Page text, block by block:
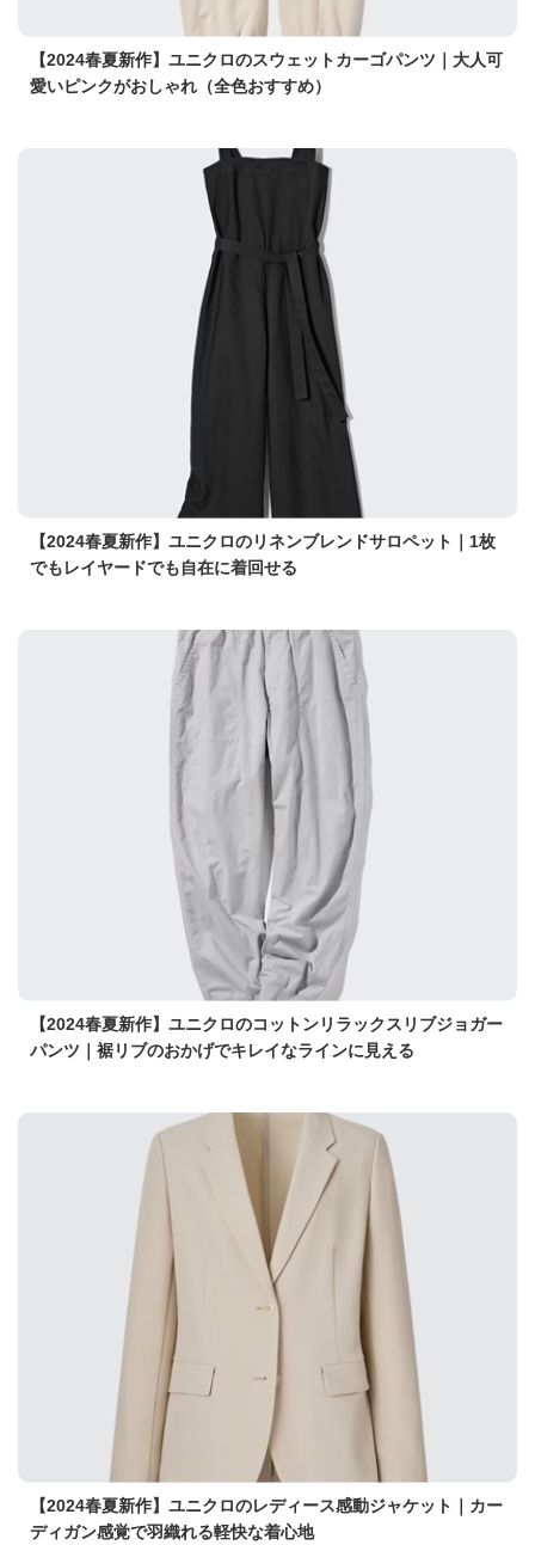
【2024春夏新作】ユニクロのスウェットカーゴパンツ｜大人可
愛いピンクがおしゃれ（全色おすすめ）
【2024春夏新作】ユニクロのリネンブレンドサロペット｜1枚
でもレイヤードでも自在に着回せる
【2024春夏新作】ユニクロのコットンリラックスリブジョガー
パンツ｜裾リブのおかげでキレイなラインに見える
【2024春夏新作】ユニクロのレディース感動ジャケット｜カー
ディガン感覚で羽織れる軽快な着心地